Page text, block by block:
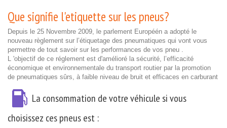
Que signifie l'etiquette sur les pneus?
Depuis le 25 Novembre 2009, le parlement Européén a adopté le
nouveau règlement sur l’étiquetage des pneumatiques qui vont vous
permettre de tout savoir sur les performances de vos pneu .
L 'objectif de ce réglement est d'amélioré la sécurité, l’efficacité
économique et environnementale du transport routier par la promotion
de pneumatiques sûrs, à faible niveau de bruit et efficaces en carburant
La consommation de votre véhicule si vous
choisissez ces pneus est :